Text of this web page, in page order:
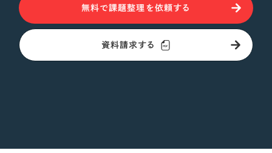
無料で課題整理を依頼する
資料請求する